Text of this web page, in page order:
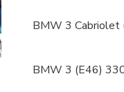
BMW 3
BMW 3 (E46)